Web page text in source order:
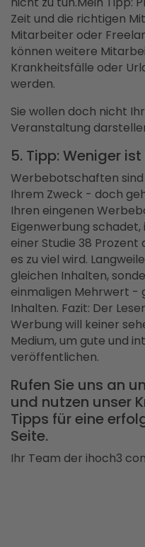
Zeit und die richtigen
Mitarbeiter oder
können weitere
Krankheitsfälle oder
werden.
Sie wollen doch nicht
Veranstaltung
5. Tipp: Weniger
Werbebotschaften
Ihrem Zweck - doch
Ihren eingenen
Eigenwerbung
einer Studie 38 Prozent
es zu viel wird.
gleichen Inhalten,
einmaligen Mehrwert -
Inhalten. Fazit: Der
Werbung will keiner
Medium, um gute und
veröffentlichen.
Rufen Sie uns an
und nutzen unser
Tipps für eine
Seite.
Ihr Team der ihoch3